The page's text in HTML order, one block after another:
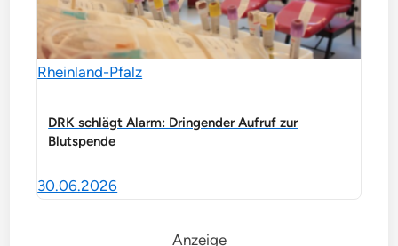
Rheinland-Pfalz
DRK schlägt Alarm: Dringender Aufruf zur
Blutspende
30.06.2026
Anzeige